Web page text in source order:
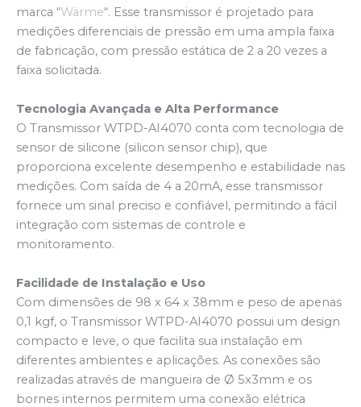
marca “Wärme“. Esse transmissor é projetado para
medições diferenciais de pressão em uma ampla faixa
de fabricação, com pressão estática de 2 a 20 vezes a
faixa solicitada.
Tecnologia Avançada e Alta Performance
O Transmissor WTPD-AI4070 conta com tecnologia de
sensor de silicone (silicon sensor chip), que
proporciona excelente desempenho e estabilidade nas
medições. Com saída de 4 a 20mA, esse transmissor
fornece um sinal preciso e confiável, permitindo a fácil
integração com sistemas de controle e
monitoramento.
Facilidade de Instalação e Uso
Com dimensões de 98 x 64 x 38mm e peso de apenas
0,1 kgf, o Transmissor WTPD-AI4070 possui um design
compacto e leve, o que facilita sua instalação em
diferentes ambientes e aplicações. As conexões são
realizadas através de mangueira de Ø 5x3mm e os
bornes internos permitem uma conexão elétrica